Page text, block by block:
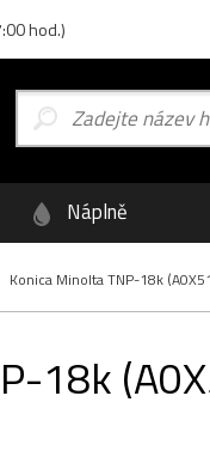
hod.)
Náplně
Konica Minolta TNP-18k
18k